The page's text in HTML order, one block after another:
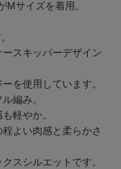
サイズを着用。
スキッパーデザイン
を使用しています。
編み。
軽やか。
よい肉感と柔らかさ
スシルエットです。